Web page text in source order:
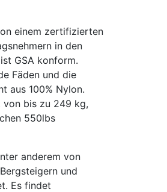
einem zertifizierten
in den
GSA konform.
Fäden und die
aus 100% Nylon.
von bis zu 249 kg,
550lbs
anderem von
und
Es findet